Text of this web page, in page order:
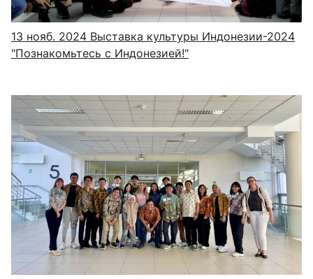
13 нояб. 2024 Выставка культуры Индонезии-2024
"Познакомьтесь с Индонезией!"